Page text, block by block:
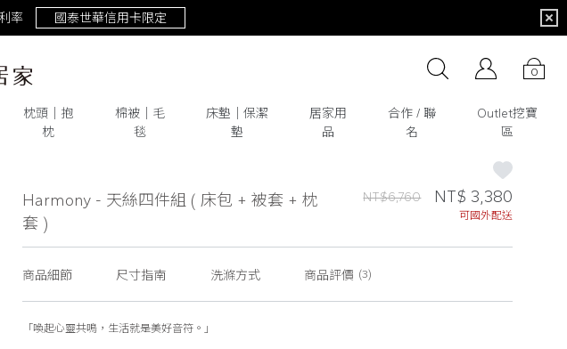
去年銷量破萬件！
0
枕頭│抱
枕
棉被│毛
毯
床墊│保潔
墊
居家用
品
合作 / 聯
名
Outlet挖寶
區
Harmony - 天絲四件組 ( 床包 + 被套 + 枕
套 )
NT$6,760 NT$ 3,380
可國外配送
「喚起心靈共鳴，生活就是美好音符。」
商品細節 尺寸指南 洗滌方式 商品評價 (3)